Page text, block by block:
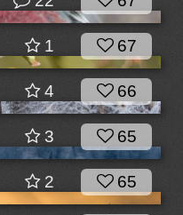
1 67
4 66
3 65
2 65